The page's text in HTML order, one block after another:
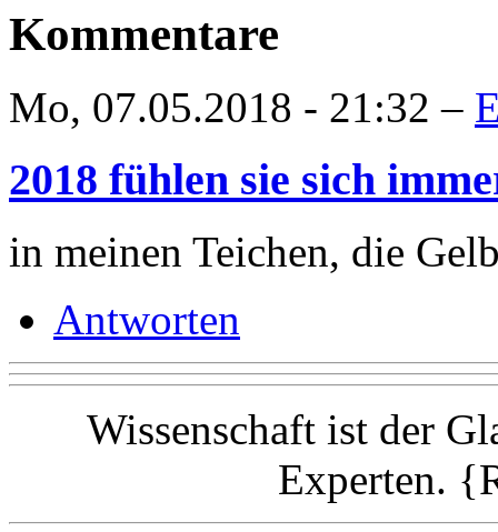
Kommentare
Mo, 07.05.2018 - 21:32 –
2018 fühlen sie sich
in meinen Teichen, die
Antworten
Wissenschaft ist der
Experten.